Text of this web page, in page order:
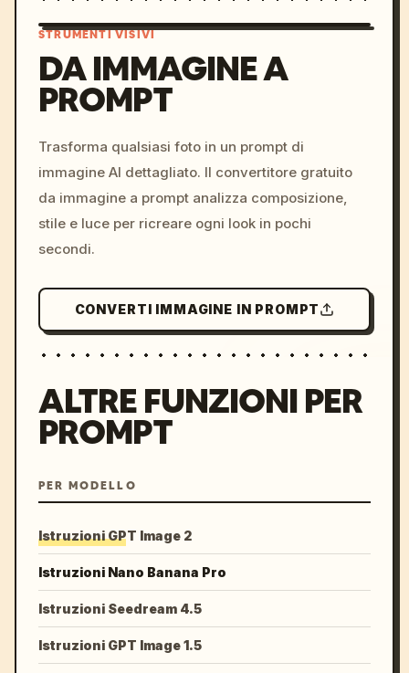
colors, 8k --v 6.0
STRUMENTI VISIVI
DA IMMAGINE A
PROMPT
Trasforma qualsiasi foto in un prompt di
immagine AI dettagliato. Il convertitore gratuito
da immagine a prompt analizza composizione,
stile e luce per ricreare ogni look in pochi
secondi.
CONVERTI IMMAGINE IN PROMPT
ALTRE FUNZIONI PER
PROMPT
PER MODELLO
Istruzioni GPT Image 2
Istruzioni Nano Banana Pro
Istruzioni Seedream 4.5
Istruzioni GPT Image 1.5